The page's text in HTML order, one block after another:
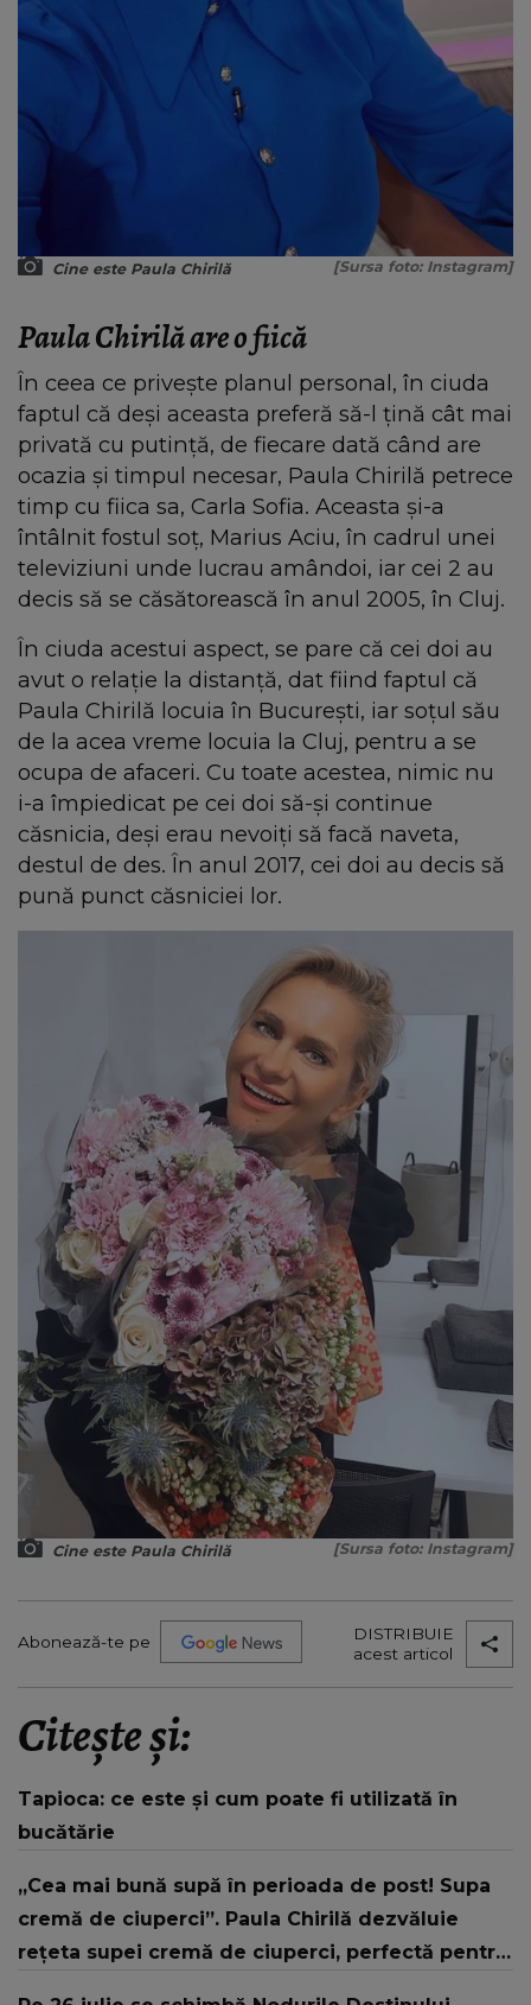
Cine este Paula Chirilă [Sursa foto: Instagram]
Paula Chirilă are o fiică
În ceea ce privește planul personal, în ciuda
faptul că deși aceasta preferă să-l țină cât mai
privată cu putință, de fiecare dată când are
ocazia și timpul necesar, Paula Chirilă petrece
timp cu fiica sa, Carla Sofia. Aceasta și-a
întâlnit fostul soț, Marius Aciu, în cadrul unei
televiziuni unde lucrau amândoi, iar cei 2 au
decis să se căsătorească în anul 2005, în Cluj.
În ciuda acestui aspect, se pare că cei doi au
avut o relație la distanță, dat fiind faptul că
Paula Chirilă locuia în București, iar soțul său
de la acea vreme locuia la Cluj, pentru a se
ocupa de afaceri. Cu toate acestea, nimic nu
i-a împiedicat pe cei doi să-și continue
căsnicia, deși erau nevoiți să facă naveta,
destul de des. În anul 2017, cei doi au decis să
pună punct căsniciei lor.
Cine este Paula Chirilă [Sursa foto: Instagram]
Abonează-te pe
DISTRIBUIE
acest articol
Citește și:
Tapioca: ce este și cum poate fi utilizată în
bucătărie
,,Cea mai bună supă în perioada de post! Supa
cremă de ciuperci”. Paula Chirilă dezvăluie
rețeta supei cremă de ciuperci, perfectă pentru